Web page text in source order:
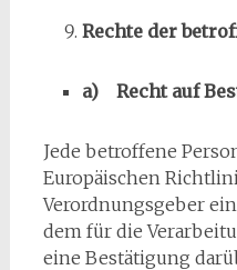
Rechte der
a) Recht auf
Jede betroffene
Europäischen
Verordnungsgeber
dem für die
eine Bestätigung